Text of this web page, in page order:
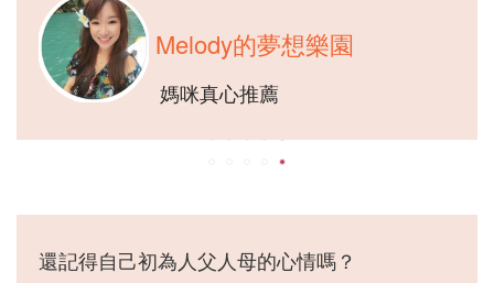
Melody的夢想樂園
媽咪真心推薦
還記得自己初為人父人母的心情嗎？